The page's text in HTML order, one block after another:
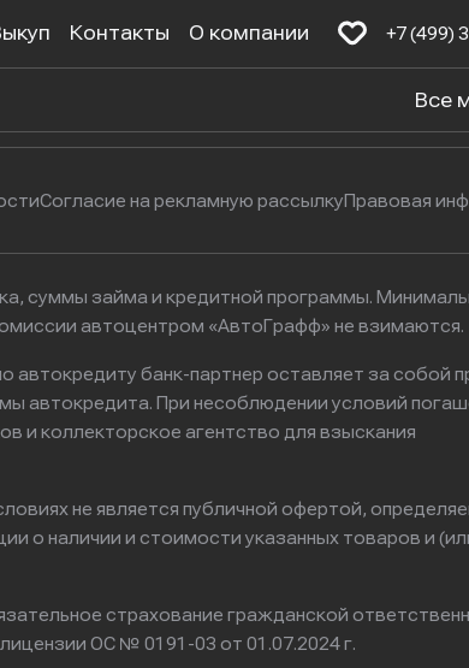
Контакты О компании +7 (499)
Все
Выходные: с 9:00
Согласие на рекламную рассылкуПравовая
суммы займа и кредитной программы.
автоцентром «АвтоГрафф» не взимаются.
автокредиту банк-партнер оставляет за собой
автокредита. При несоблюдении условий
и коллекторское агентство для взыскания
не является публичной офертой,
о наличии и стоимости указанных товаров и
страхование гражданской
ОС № 0191-03 от 01.07.2024 г.